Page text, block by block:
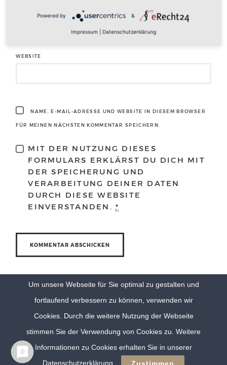
E-MAIL-ADRESSE
WEBSITE
NAME, E-MAIL-ADRESSE UND WEBSITE IN DIESEM BROWSER
FÜR MEINEN NÄCHSTEN KOMMENTAR SPEICHERN.
MIT DER NUTZUNG DIESES
FORMULARS ERKLÄRST DU DICH MIT
DER SPEICHERUNG UND
VERARBEITUNG DEINER DATEN
DURCH DIESE WEBSITE
EINVERSTANDEN.*
© Eva Berten Photography |
Um unsere Webseite für Sie optimal zu gestalten und
fortlaufend verbessern zu können, verwenden wir
Cookies. Durch die weitere Nutzung der Webseite
stimmen Sie der Verwendung von Cookies zu. Weitere
Informationen zu Cookies erhalten Sie in unserer
Datenschutzerklärung
Powered by &
Impressum Datenschutzerklärung